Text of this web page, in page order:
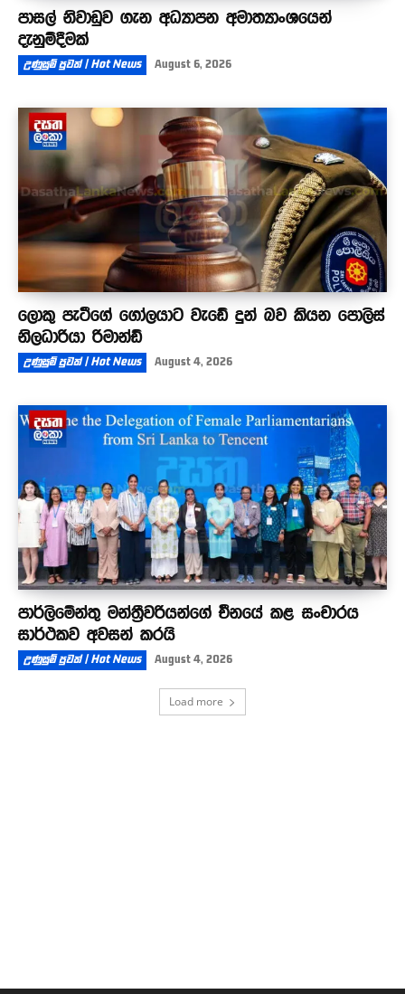
පාසල් නිවාඩුව ගැන අධ්‍යාපන අමාත්‍යාංශයෙන්
දැනුම්දීමක්
උණුසුම් පුවත් | Hot News August 6, 2026
ලොකු පැටීගේ ගෝලයාට වැඩේ දුන් බව කියන පොලිස්
නිලධාරියා රිමාන්ඩ්
උණුසුම් පුවත් | Hot News August 4, 2026
පාර්ලිමේන්තු මන්ත්‍රීවරියන්ගේ චීනයේ කළ සංචාරය
සාර්ථකව අවසන් කරයි
උණුසුම් පුවත් | Hot News August 4, 2026
Load more